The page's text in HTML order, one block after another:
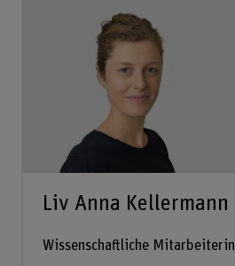
Liv Anna Kellermann
Wissenschaftliche Mitarbeiterin